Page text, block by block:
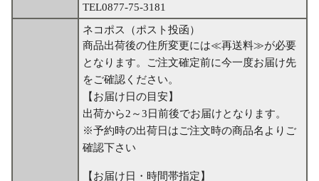
TEL0877-75-3181
ネコポス（ポスト投函）
商品出荷後の住所変更には≪再送料≫が必要
となります。ご注文確定前に今一度お届け先
をご確認ください。
【お届け日の目安】
出荷から2～3日前後でお届けとなります。
※予約時の出荷日はご注文時の商品名よりご
確認下さい
【お届け日・時間帯指定】